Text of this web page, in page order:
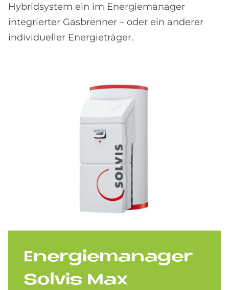
Hybridsystem ein im Energiemanager
integrierter Gasbrenner – oder ein anderer
individueller Energieträger.
En­er­gie­ma­na­ger
Sol­vis Max